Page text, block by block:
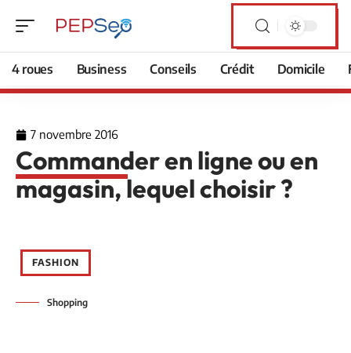
4 roues Business Conseils Crédit Domicile
7 novembre 2016
Commander en ligne ou en
magasin, lequel choisir ?
FASHION
Shopping